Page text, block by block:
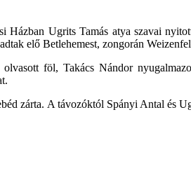
Házban Ugrits Tamás atya szavai
elő Betlehemest, zongorán
föl, Takács Nándor
zárta. A távozóktól Spányi Antal és